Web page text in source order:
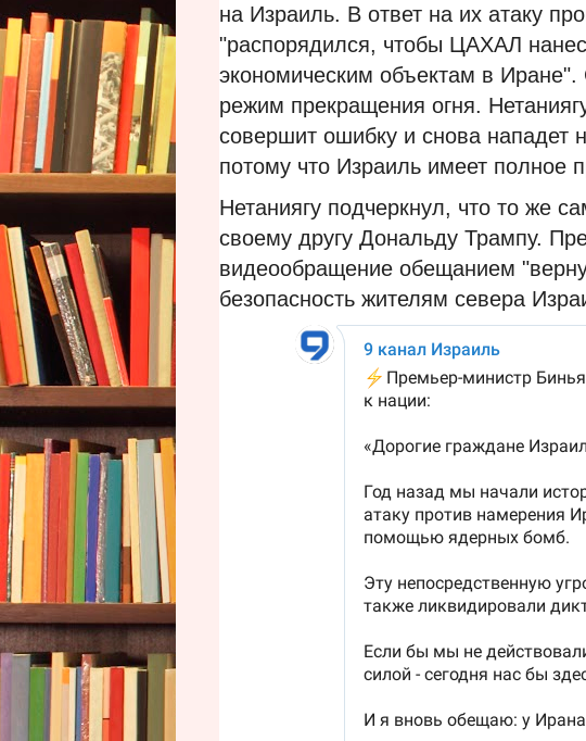
на Израиль. В ответ на их атаку
"распорядился, чтобы ЦАХАЛ
экономическим объектам в Иране".
режим прекращения огня.
совершит ошибку и снова нападет
потому что Израиль имеет полное
Нетаниягу подчеркнул, что то же
своему другу Дональду Трампу.
видеообращение обещанием
безопасность жителям севера